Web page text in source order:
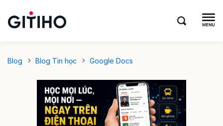
Blog Blog Tin học Google Docs